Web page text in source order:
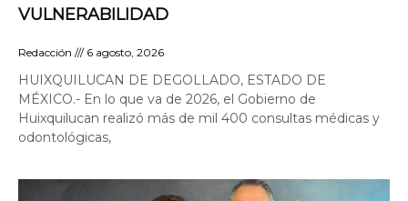
VULNERABILIDAD
Redacción 6 agosto, 2026
HUIXQUILUCAN DE DEGOLLADO, ESTADO DE
MÉXICO.- En lo que va de 2026, el Gobierno de
Huixquilucan realizó más de mil 400 consultas médicas y
odontológicas,